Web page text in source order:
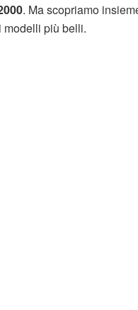
. Ma scopriamo
più belli.